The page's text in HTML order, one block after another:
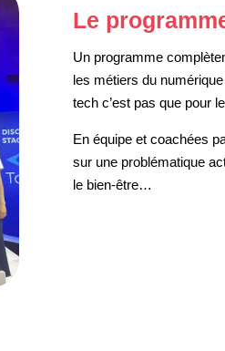
Le
Un programme
les métiers du
tech c’est pas que pour
En équipe et coachées
sur une problématique
le bien-être…